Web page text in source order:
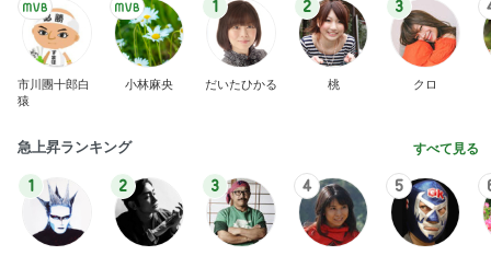
市川團十郎白
猿
小林麻央
1
だいたひかる
2
桃
3
クロ
急上昇ランキング すべて見る
1 2 3 4 5